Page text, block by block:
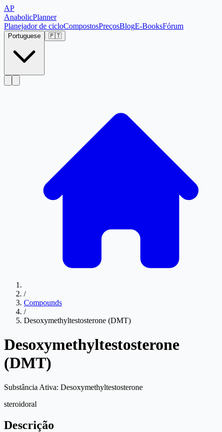
AP
AnabolicPlanner
Planejador de cicloCompostosPreçosBlogE-BooksFórum
Portuguese 🇵🇹
/
Compounds
/
Desoxymethyltestosterone (DMT)
Desoxymethyltestosterone
(DMT)
Substância Ativa: Desoxymethyltestosterone
steroidoral
Descrição